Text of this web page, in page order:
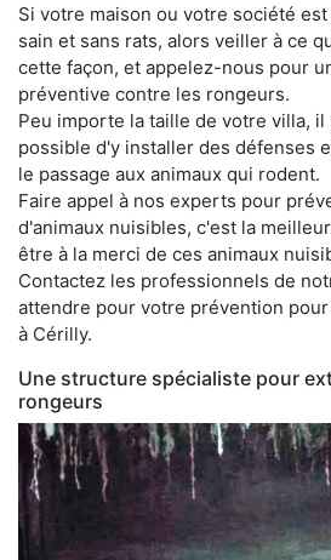
Si votre maison ou votre société
sain et sans rats, alors veiller à ce
cette façon, et appelez-nous pour
préventive contre les rongeurs.
Peu importe la taille de votre villa,
possible d'y installer des défenses
le passage aux animaux qui rodent.
Faire appel à nos experts pour
d'animaux nuisibles, c'est la
être à la merci de ces animaux
Contactez les professionnels de
attendre pour votre prévention
à Cérilly.
Une structure spécialiste pour
rongeurs